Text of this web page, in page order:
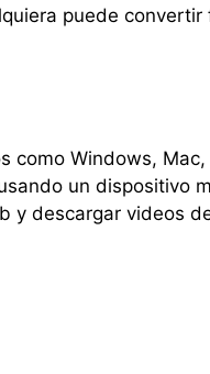
puede convertir
como Windows,
un dispositivo
y descargar videos